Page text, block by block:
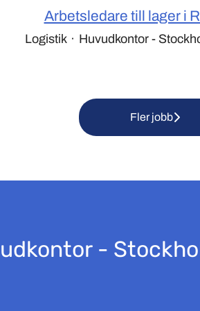
Arbetsledare till lager i
Logistik · Huvudkontor -
Fler jobb
-